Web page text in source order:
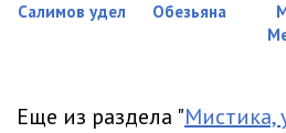
Салимов удел Обезьяна
Еще из раздела "Мистика,